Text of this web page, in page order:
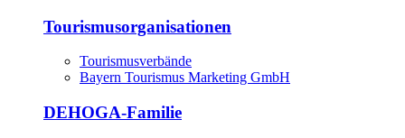
Tourismusorganisationen
Tourismusverbände
Bayern Tourismus Marketing GmbH
DEHOGA-Familie